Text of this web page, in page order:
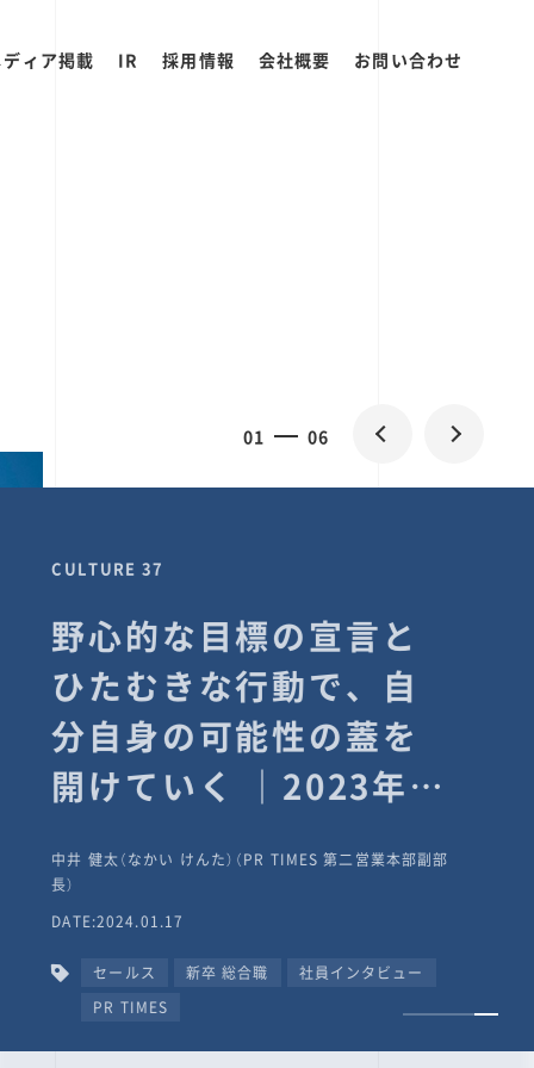
ィア掲載 IR 採用情報 会社概要 お問い合わせ
01 06
CULTURE 37
野心的な目標の宣言と
ひたむきな行動で、自
分自身の可能性の蓋を
開けていく ｜2023年度
タビュー #PR
TIMESな人たち
中井 健太（なかい けんた）（PR TIMES 第二営業本部副部
長）
DATE:2024.01.17
セールス 新卒 総合職
社員インタビュー
PR TIMES